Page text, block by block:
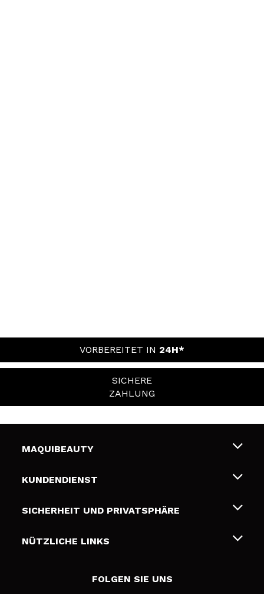
VORBEREITET IN 24H*
SICHERE
ZAHLUNG
MAQUIBEAUTY
Über uns
Geschenkkarten
KUNDENDIENST
Liefer- und Versandkosten
Zahlung
SICHERHEIT UND PRIVATSPHÄRE
Bedingungen und Datenschutz
NÜTZLICHE LINKS
FOLGEN SIE UNS